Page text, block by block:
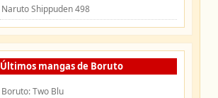
Naruto Shippuden 498
Últimos mangas de Boruto
Boruto: Two Blu